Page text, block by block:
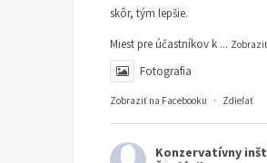
skôr, tým lepšie.
Miest pre účastníkov k ...
Fotografia
Zobraziť na Facebooku · Zdieľať
Konzervatívny